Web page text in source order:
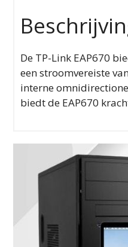
De TP-Link EAP670
een stroomvereiste
interne
biedt de EAP670